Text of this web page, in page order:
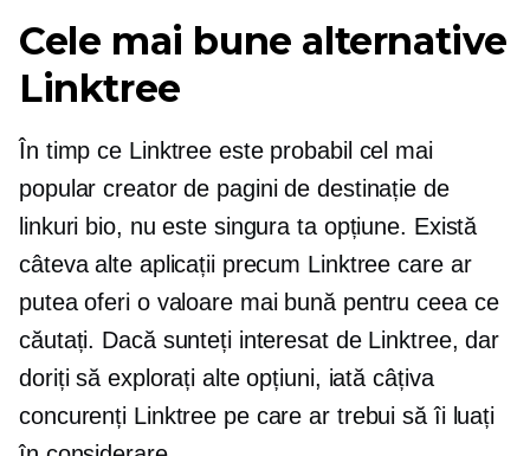
Cele mai bune alternative
Linktree
În timp ce Linktree este probabil cel mai
popular creator de pagini de destinație de
linkuri bio, nu este singura ta opțiune. Există
câteva alte aplicații precum Linktree care ar
putea oferi o valoare mai bună pentru ceea ce
căutați. Dacă sunteți interesat de Linktree, dar
doriți să explorați alte opțiuni, iată câțiva
concurenți Linktree pe care ar trebui să îi luați